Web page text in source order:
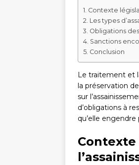
Contexte
Les types
Obligations
Sanctions
Conclusion
Le traitement et
la préservation
sur
d’obligations à
qu’elle